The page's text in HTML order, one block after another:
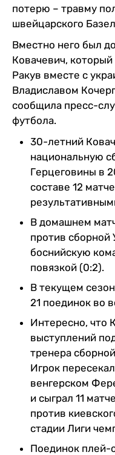
потерю – травму
швейцарского
Вместно него был
Ковачевич,
Ракув вместе с
Владиславом
сообщила пресс-
футбола.
30-летний
национальную
Герцеговины в
составе 12
В домашнем
против сборной
боснийскую
повязкой (0:2).
В текущем
21 поединок во
Интересно, что
выступлений
тренера
Игрок
венгерском
и сыграл 11
против
стадии Лиги
Поединок плей-